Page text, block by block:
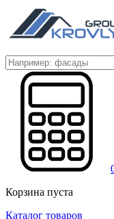
Корзина пуста
Каталог товаров